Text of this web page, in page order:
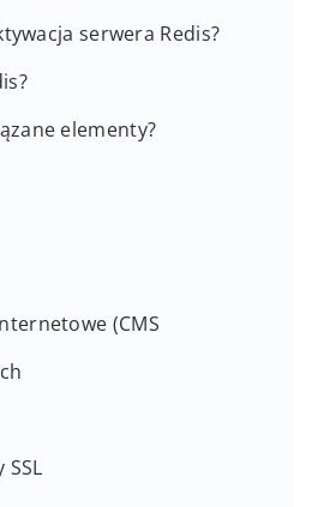
serwera Redis?
elementy?
(CMS